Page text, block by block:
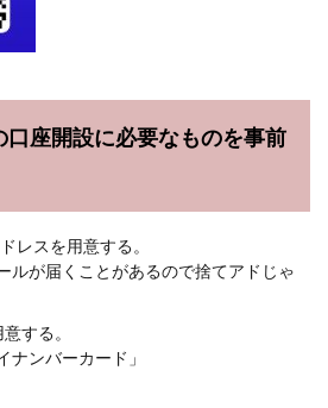
口座開設に必要なものを事前
レスを用意する。
ルが届くことがあるので捨てアドじゃ
する。
ナンバーカード」